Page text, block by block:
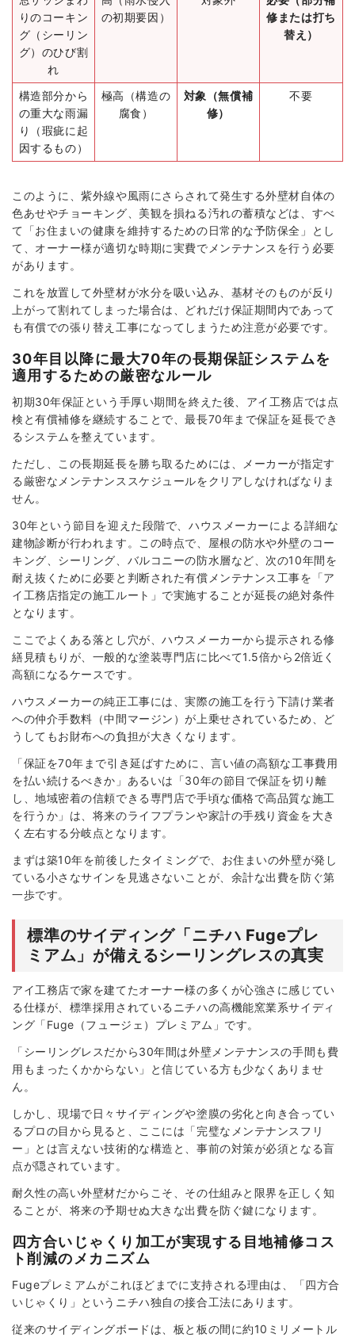
りのコーキン
グ（シーリン
グ）のひび割
れ
の初期要因）
修または打ち
替え）
構造部分から
の重大な雨漏
り（瑕疵に起
因するもの）
極高（構造の
腐食）
対象（無償補
修）
不要
このように、紫外線や風雨にさらされて発生する外壁材自体の
色あせやチョーキング、美観を損ねる汚れの蓄積などは、すべ
て「お住まいの健康を維持するための日常的な予防保全」とし
て、オーナー様が適切な時期に実費でメンテナンスを行う必要
があります。
これを放置して外壁材が水分を吸い込み、基材そのものが反り
上がって割れてしまった場合は、どれだけ保証期間内であって
も有償での張り替え工事になってしまうため注意が必要です。
30年目以降に最大70年の長期保証システムを
適用するための厳密なルール
初期30年保証という手厚い期間を終えた後、アイ工務店では点
検と有償補修を継続することで、最長70年まで保証を延長でき
るシステムを整えています。
ただし、この長期延長を勝ち取るためには、メーカーが指定す
る厳密なメンテナンススケジュールをクリアしなければなりま
せん。
30年という節目を迎えた段階で、ハウスメーカーによる詳細な
建物診断が行われます。この時点で、屋根の防水や外壁のコー
キング、シーリング、バルコニーの防水層など、次の10年間を
耐え抜くために必要と判断された有償メンテナンス工事を「ア
イ工務店指定の施工ルート」で実施することが延長の絶対条件
となります。
ここでよくある落とし穴が、ハウスメーカーから提示される修
繕見積もりが、一般的な塗装専門店に比べて1.5倍から2倍近く
高額になるケースです。
ハウスメーカーの純正工事には、実際の施工を行う下請け業者
への仲介手数料（中間マージン）が上乗せされているため、ど
うしてもお財布への負担が大きくなります。
「保証を70年まで引き延ばすために、言い値の高額な工事費用
を払い続けるべきか」あるいは「30年の節目で保証を切り離
し、地域密着の信頼できる専門店で手頃な価格で高品質な施工
を行うか」は、将来のライフプランや家計の手残り資金を大き
く左右する分岐点となります。
まずは築10年を前後したタイミングで、お住まいの外壁が発し
ている小さなサインを見逃さないことが、余計な出費を防ぐ第
一歩です。
標準のサイディング「ニチハ Fugeプレ
ミアム」が備えるシーリングレスの真実
アイ工務店で家を建てたオーナー様の多くが心強さに感じてい
る仕様が、標準採用されているニチハの高機能窯業系サイディ
ング「Fuge（フュージェ）プレミアム」です。
「シーリングレスだから30年間は外壁メンテナンスの手間も費
用もまったくかからない」と信じている方も少なくありませ
ん。
しかし、現場で日々サイディングや塗膜の劣化と向き合ってい
るプロの目から見ると、ここには「完璧なメンテナンスフリ
ー」とは言えない技術的な構造と、事前の対策が必須となる盲
点が隠されています。
耐久性の高い外壁材だからこそ、その仕組みと限界を正しく知
ることが、将来の予期せぬ大きな出費を防ぐ鍵になります。
四方合いじゃくり加工が実現する目地補修コス
ト削減のメカニズム
Fugeプレミアムがこれほどまでに支持される理由は、「四方合
いじゃくり」というニチハ独自の接合工法にあります。
従来のサイディングボードは、板と板の間に約10ミリメートル